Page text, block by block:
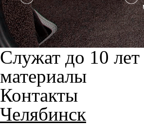
Служат до 10 лет
материалы
Контакты
Челябинск